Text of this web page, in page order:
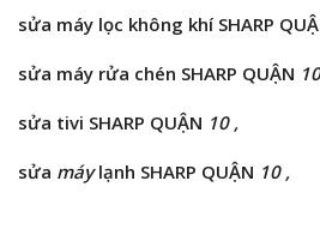
sửa máy lọc không khí SHARP
sửa máy rửa chén SHARP QUẬN
sửa tivi SHARP QUẬN 10 ,
sửa máylạnh SHARP QUẬN 10 ,